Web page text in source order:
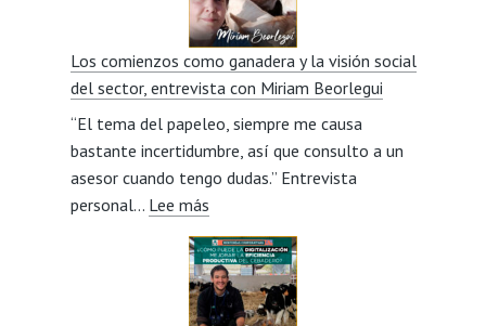
Avileña
de
padres
a
hijos,
entrevista
con
González
Veneros
Los comienzos como ganadera y la visión social
del sector, entrevista con Miriam Beorlegui
“El tema del papeleo, siempre me causa
bastante incertidumbre, así que consulto a un
asesor cuando tengo dudas.” Entrevista
personal… Lee más:
comienzos
como
ganadera